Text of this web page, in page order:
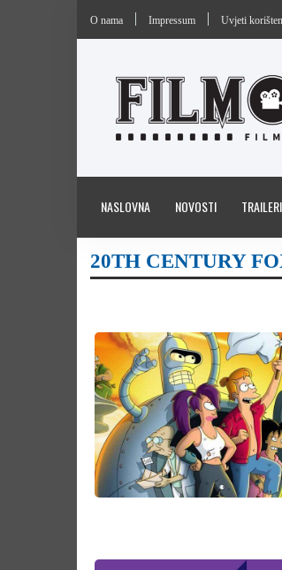
O nama Impressum Uvjeti
NASLOVNA NOVOSTI TRAILERI
20TH CENTURY